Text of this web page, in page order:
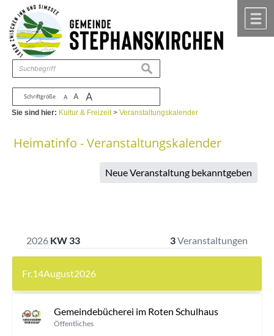
Zum Inhalt ,zur Navigation
Schriftgröße A A A
suchen
Sie sind hier: Kultur & Freizeit>Veranstaltungskalender
Heimatinfo - Veranstaltungskalender